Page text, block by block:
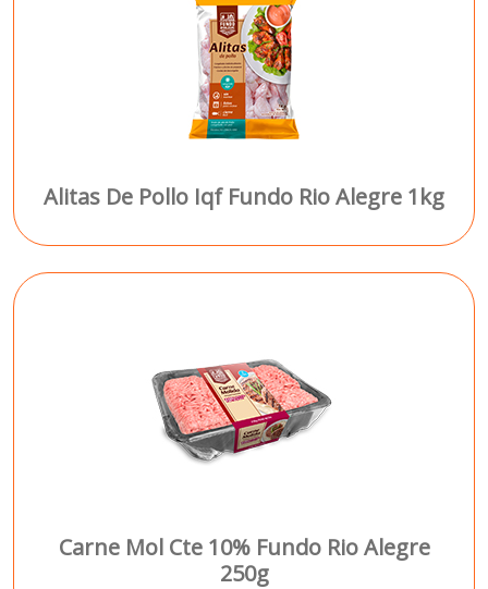
Alitas De Pollo Iqf Fundo Rio Alegre 1kg
Carne Mol Cte 10% Fundo Rio Alegre
250g